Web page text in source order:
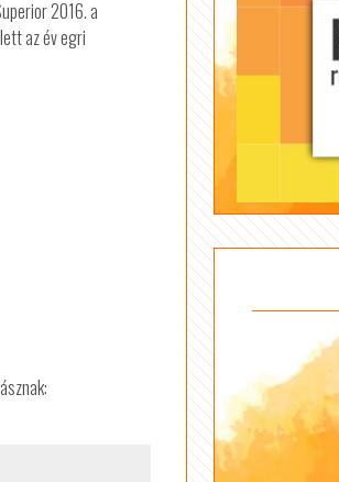
2016. a
az év egri